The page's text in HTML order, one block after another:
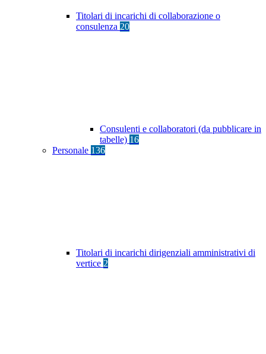
Titolari di incarichi di collaborazione o
consulenza 20
Consulenti e collaboratori (da pubblicare in
tabelle) 16
Personale 136
Titolari di incarichi dirigenziali amministrativi di
vertice 2